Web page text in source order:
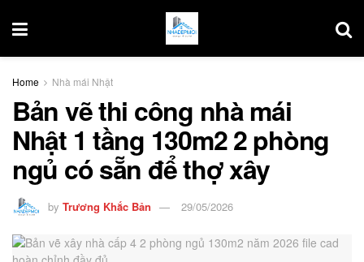
Home Nhà mái Nhật
Bản vẽ thi công nhà mái
Nhật 1 tầng 130m2 2 phòng
ngủ có sẵn để thợ xây
by Trương Khắc Bản 29/05/2026